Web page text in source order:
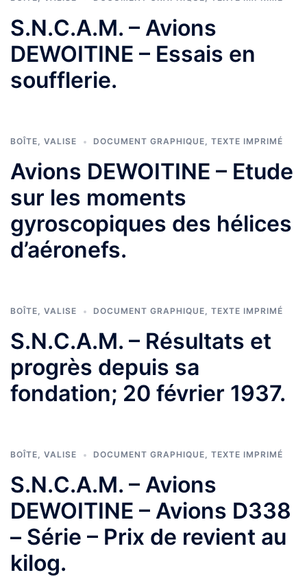
S.N.C.A.M. – Avions
DEWOITINE – Essais en
soufflerie.
BOÎTE, VALISE DOCUMENT GRAPHIQUE, TEXTE IMPRIMÉ
Avions DEWOITINE – Etude
sur les moments
gyroscopiques des hélices
d’aéronefs.
BOÎTE, VALISE DOCUMENT GRAPHIQUE, TEXTE IMPRIMÉ
S.N.C.A.M. – Résultats et
progrès depuis sa
fondation; 20 février 1937.
BOÎTE, VALISE DOCUMENT GRAPHIQUE, TEXTE IMPRIMÉ
S.N.C.A.M. – Avions
DEWOITINE – Avions D338
– Série – Prix de revient au
kilog.